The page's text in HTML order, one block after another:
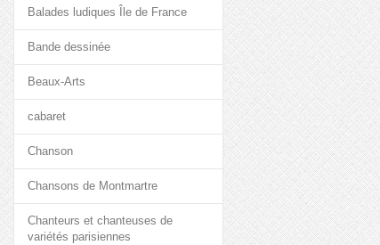
Balades ludiques Île de France
Bande dessinée
Beaux-Arts
cabaret
Chanson
Chansons de Montmartre
Chanteurs et chanteuses de
variétés parisiennes